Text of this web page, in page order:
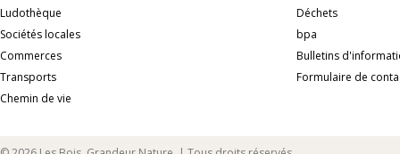
Ludothèque
Sociétés locales
Commerces
Transports
Chemin de vie
Déchets
bpa
Bulletins
Formulaire de